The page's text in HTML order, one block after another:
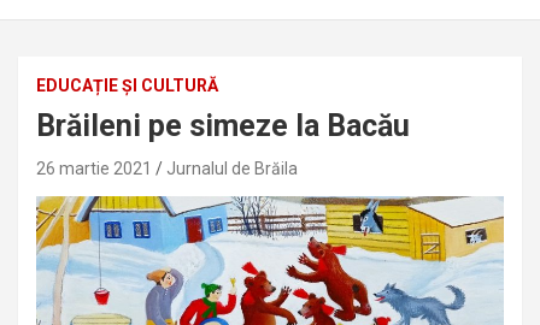
EDUCAȚIE ȘI CULTURĂ
Brăileni pe simeze la Bacău
26 martie 2021 Jurnalul de Brăila